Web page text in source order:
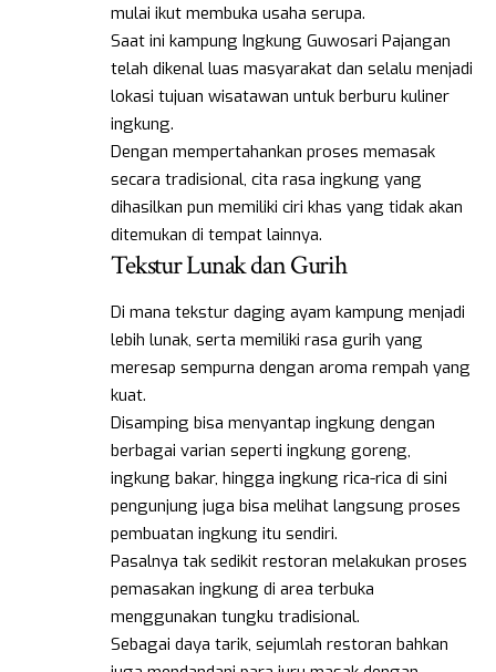
mulai ikut membuka usaha serupa.
Saat ini kampung Ingkung Guwosari Pajangan
telah dikenal luas masyarakat dan selalu menjadi
lokasi tujuan wisatawan untuk berburu kuliner
ingkung.
Dengan mempertahankan proses memasak
secara tradisional, cita rasa ingkung yang
dihasilkan pun memiliki ciri khas yang tidak akan
ditemukan di tempat lainnya.
Tekstur Lunak dan Gurih
Di mana tekstur daging ayam kampung menjadi
lebih lunak, serta memiliki rasa gurih yang
meresap sempurna dengan aroma rempah yang
kuat.
Disamping bisa menyantap ingkung dengan
berbagai varian seperti ingkung goreng,
ingkung bakar, hingga ingkung rica-rica di sini
pengunjung juga bisa melihat langsung proses
pembuatan ingkung itu sendiri.
Pasalnya tak sedikit restoran melakukan proses
pemasakan ingkung di area terbuka
menggunakan tungku tradisional.
Sebagai daya tarik, sejumlah restoran bahkan